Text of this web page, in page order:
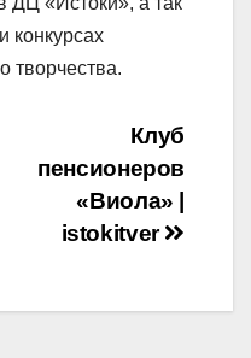
конкурсах
творчества.
Клуб
пенсионеров
«Виола» |
istokitver